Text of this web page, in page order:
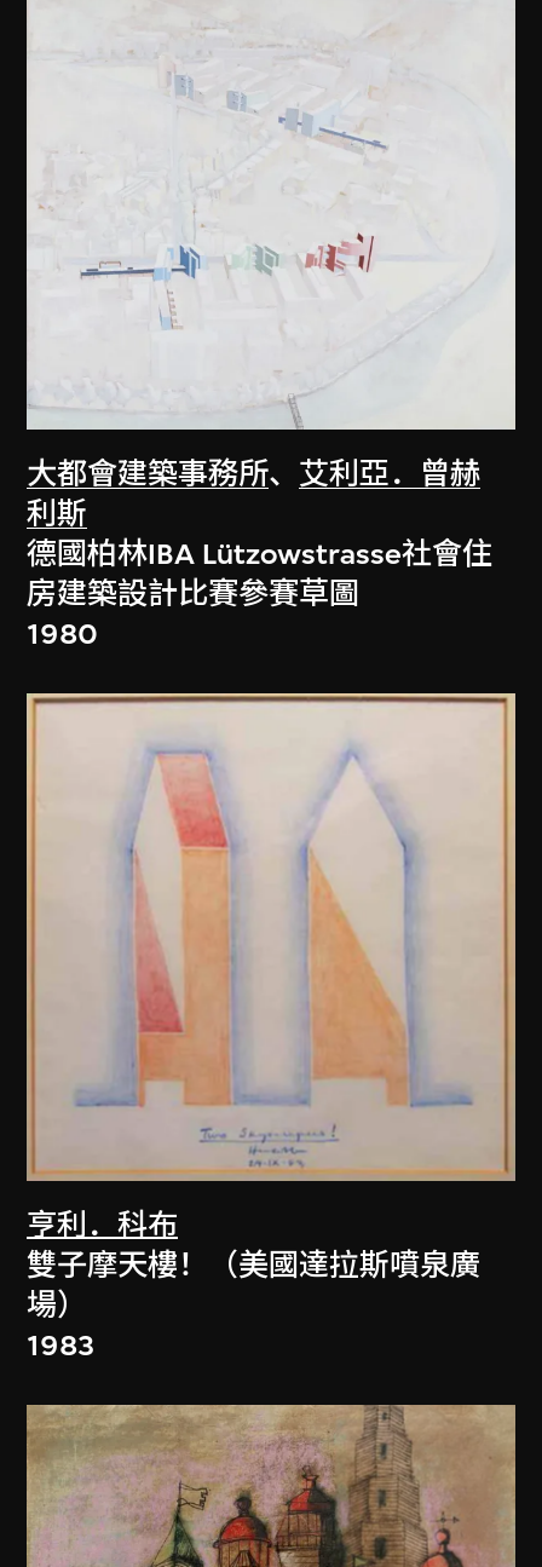
大都會建築事務所、 艾利亞．曾赫
利斯
德國柏林IBA Lützowstrasse社會住
房建築設計比賽參賽草圖
1980
亨利．科布
雙子摩天樓！（美國達拉斯噴泉廣
場）
1983